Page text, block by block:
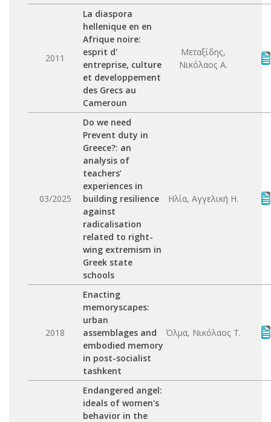
2011
La diaspora
hellenique en en
Afrique noire:
esprit d'
entreprise, culture
et developpement
des Grecs au
Cameroun
Μεταξίδης,
Νικόλαος Α.
03/2025
Do we need
Prevent duty in
Greece?: an
analysis of
teachers’
experiences in
building resilience
against
radicalisation
related to right-
wing extremism in
Greek state
schools
Ηλία, Αγγελική Η.
2018
Enacting
memoryscapes:
urban
assemblages and
embodied memory
in post-socialist
tashkent
Όλμα, Νικόλαος Τ.
Endangered angel:
ideals of women's
behavior in the